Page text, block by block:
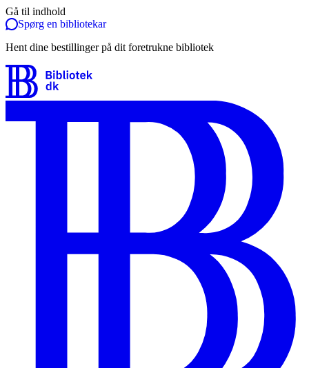
Gå til indhold
Spørg en bibliotekar
Hent dine bestillinger på dit foretrukne bibliotek